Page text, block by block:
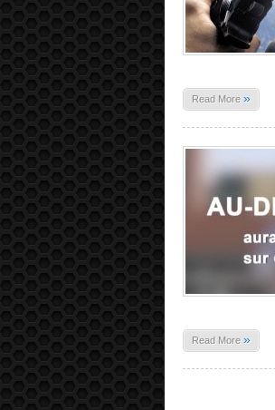
Read More »
Read More »
de spéculer ses émergences. Alors,